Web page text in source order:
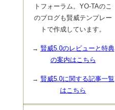
トフォーラム。YO-TAのこ
のブログも賢威テンプレー
トで作成しています。
→ 賢威5.0のレビューと特典
の案内はこちら
→ 賢威5.0に関する記事一覧
はこちら